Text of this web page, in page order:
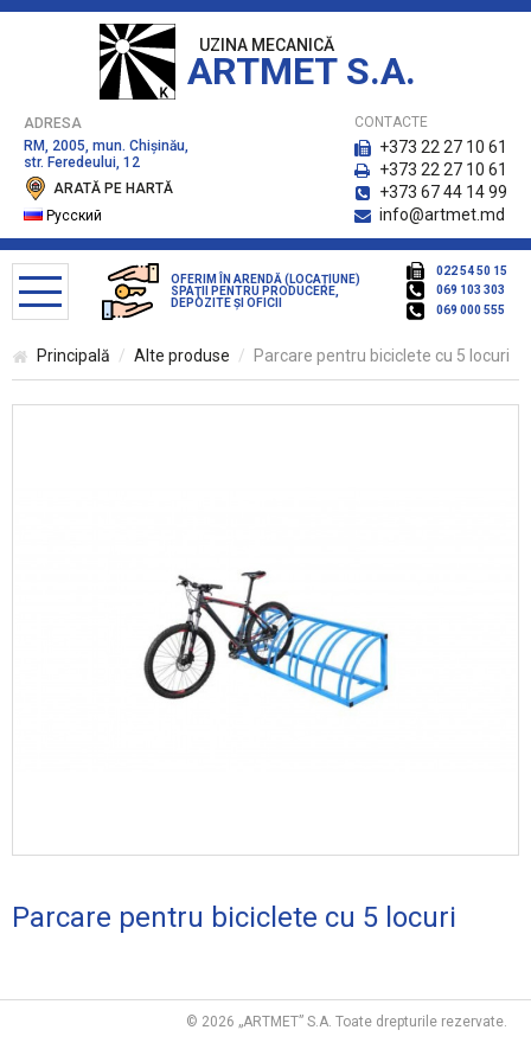
UZINA MECANICĂ
ARTMET S.A.
ADRESA
RM, 2005, mun. Chişinău,
str. Feredeului, 12
ARATĂ PE HARTĂ
Русский
CONTACTE
+373 22 27 10 61
+373 22 27 10 61
+373 67 44 14 99
info@artmet.md
OFERIM ÎN ARENDĂ (LOCAȚIUNE)
SPAŢII PENTRU PRODUCERE,
DEPOZITE ŞI OFICII
022 54 50 15
069 103 303
069 000 555
CATALOG DE PRODUSE
Bănci pentru parc
Staţii de aşteptare
PORŢI, GARDURI, COPERTINE
CLAME DE CANCELARIE Ş.A.
Principală Alte produse Parcare pentru bicicletе cu 5 locuri
Parcare pentru bicicletе cu 5 locuri
© 2026 „ARTMET” S.A. Toate drepturile rezervate.